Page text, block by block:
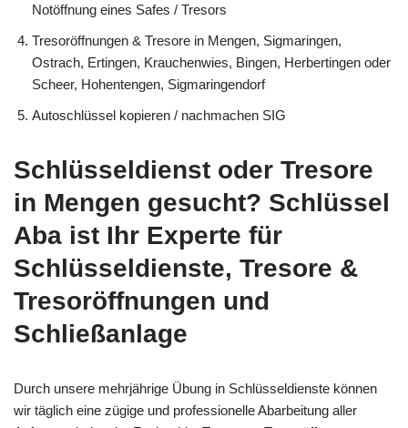
Notöffnung eines Safes / Tresors
Tresoröffnungen & Tresore in Mengen, Sigmaringen,
Ostrach, Ertingen, Krauchenwies, Bingen, Herbertingen oder
Scheer, Hohentengen, Sigmaringendorf
Autoschlüssel kopieren / nachmachen SIG
Schlüsseldienst oder Tresore
in Mengen gesucht? Schlüssel
Aba ist Ihr Experte für
Schlüsseldienste, Tresore &
Tresoröffnungen und
Schließanlage
Durch unsere mehrjährige Übung in Schlüsseldienste können
wir täglich eine zügige und professionelle Abarbeitung aller